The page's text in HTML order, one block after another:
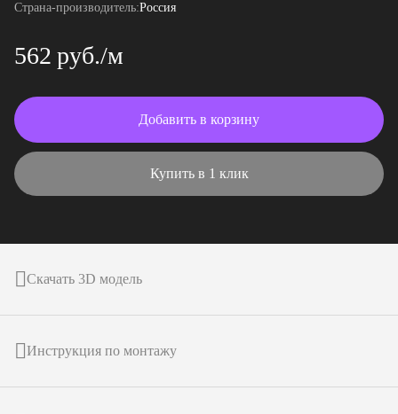
Страна-производитель:Россия
562 руб./м
Добавить в корзину
Купить в 1 клик
Скачать 3D модель
Инструкция по монтажу